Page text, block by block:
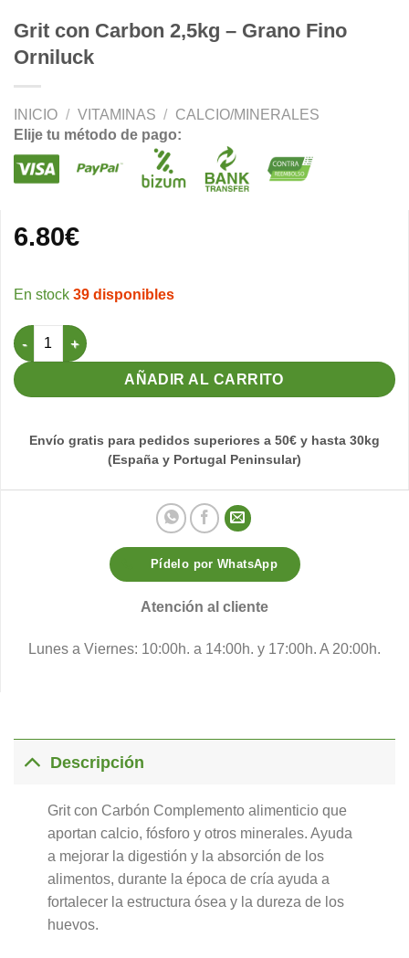
Grit con Carbon 2,5kg – Grano Fino
Orniluck
INICIO / VITAMINAS / CALCIO/MINERALES
Elije tu método de pago:
6.80€
39 disponibles
Grit con Carbon 2,5kg - Grano Fino Orniluck cantidad
AÑADIR AL CARRITO
Envío gratis para pedidos superiores a 50€ y hasta 30kg
(España y Portugal Peninsular)
Pídelo por WhatsApp
Atención al cliente
Lunes a Viernes: 10:00h. a 14:00h. y 17:00h. A 20:00h.
Descripción
Grit con Carbón Complemento alimenticio que
aportan calcio, fósforo y otros minerales. Ayuda
a mejorar la digestión y la absorción de los
alimentos, durante la época de cría ayuda a
fortalecer la estructura ósea y la dureza de los
huevos.